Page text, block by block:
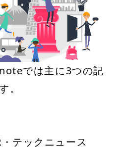
では主に3つの記
。
テックニュース